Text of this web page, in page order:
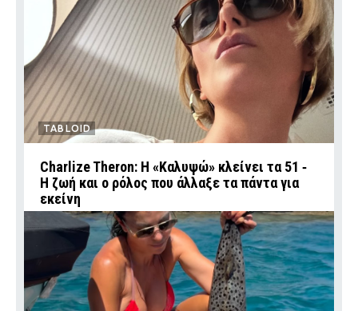
TABLOID
Charlize Theron: Η «Καλυψώ» κλείνει τα 51 ‑
H ζωή και ο ρόλος που άλλαξε τα πάντα για
εκείνη